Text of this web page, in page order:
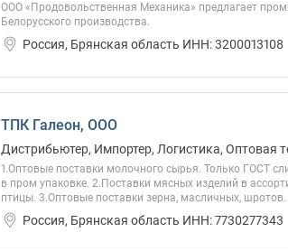
ООО «Продовольственная Механика» предлагает
Белорусского производства.
Россия, Брянская область ИНН: 3200013108
ТПК Галеон, ООО
Дистрибьютер, Импортер, Логистика, Оптовая
1.Оптовые поставки молочного сырья. Только ГОСТ
в пром упаковке. 2.Поставки мясных изделий в
птицы. 3.Оптовые поставки зерна, масличных, шротов.
Россия, Брянская область ИНН: 7730277343